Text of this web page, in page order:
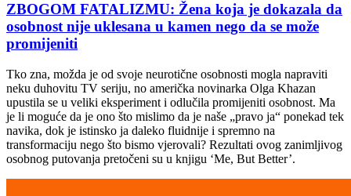
ZBOGOM FATALIZMU: Žena koja je dokazala da
osobnost nije uklesana u kamen nego da se može
promijeniti
Tko zna, možda je od svoje neurotične osobnosti mogla napraviti
neku duhovitu TV seriju, no američka novinarka Olga Khazan
upustila se u veliki eksperiment i odlučila promijeniti osobnost. Ma
je li moguće da je ono što mislimo da je naše „pravo ja“ ponekad tek
navika, dok je istinsko ja daleko fluidnije i spremno na
transformaciju nego što bismo vjerovali? Rezultati ovog zanimljivog
osobnog putovanja pretočeni su u knjigu ‘Me, But Better’.